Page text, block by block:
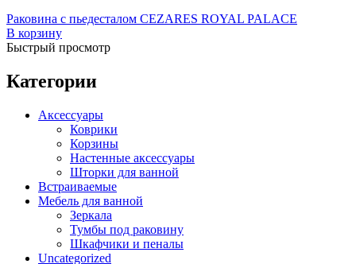
Чугунные(28)
Гидромассажные системы
Аэромассаж
Гидромассажные ванны
Душевые
Душевая стенка
Душевые кабины
Раковина с пьедесталом CEZARES ROYAL PALACE
В корзину
Быстрый просмотр
Категории
Аксессуары
Коврики
Корзины
Настенные аксессуары
Шторки для ванной
Встраиваемые
Мебель для ванной
Зеркала
Тумбы под раковину
Шкафчики и пеналы
Uncategorized